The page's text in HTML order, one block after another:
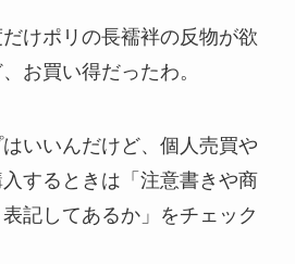
けポリの長襦袢の反物が欲
お買い得だったわ。
いいんだけど、個人売買や
するときは「注意書きや商
記してあるか」をチェック